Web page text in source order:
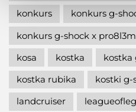
konkurs
konkurs g-
konkurs g-shock x pro8l3m
kosa
kostka kostka
kostka rubika
kostki g-
landcruiser